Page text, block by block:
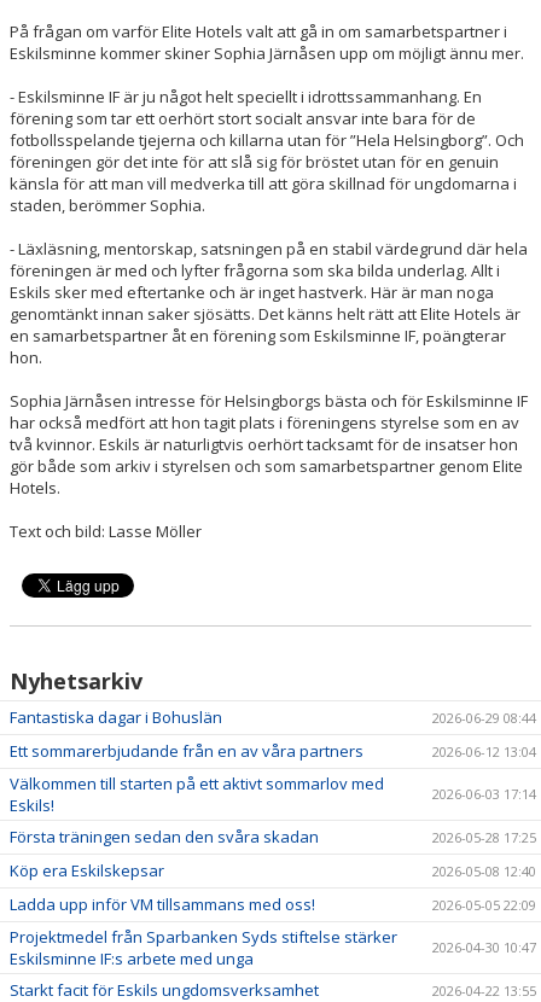
På frågan om varför Elite Hotels valt att gå in om samarbetspartner i
Eskilsminne kommer skiner Sophia Järnåsen upp om möjligt ännu mer.
- Eskilsminne IF är ju något helt speciellt i idrottssammanhang. En
förening som tar ett oerhört stort socialt ansvar inte bara för de
fotbollsspelande tjejerna och killarna utan för ”Hela Helsingborg”. Och
föreningen gör det inte för att slå sig för bröstet utan för en genuin
känsla för att man vill medverka till att göra skillnad för ungdomarna i
staden, berömmer Sophia.
- Läxläsning, mentorskap, satsningen på en stabil värdegrund där hela
föreningen är med och lyfter frågorna som ska bilda underlag. Allt i
Eskils sker med eftertanke och är inget hastverk. Här är man noga
genomtänkt innan saker sjösätts. Det känns helt rätt att Elite Hotels är
en samarbetspartner åt en förening som Eskilsminne IF, poängterar
hon.
Sophia Järnåsen intresse för Helsingborgs bästa och för Eskilsminne IF
har också medfört att hon tagit plats i föreningens styrelse som en av
två kvinnor. Eskils är naturligtvis oerhört tacksamt för de insatser hon
gör både som arkiv i styrelsen och som samarbetspartner genom Elite
Hotels.
Text och bild: Lasse Möller
Nyhetsarkiv
Fantastiska dagar i Bohuslän 2026-06-29 08:44
Ett sommarerbjudande från en av våra partners 2026-06-12 13:04
Välkommen till starten på ett aktivt sommarlov med
Eskils!
2026-06-03 17:14
Första träningen sedan den svåra skadan 2026-05-28 17:25
Köp era Eskilskepsar 2026-05-08 12:40
Ladda upp inför VM tillsammans med oss! 2026-05-05 22:09
Projektmedel från Sparbanken Syds stiftelse stärker
Eskilsminne IF:s arbete med unga
2026-04-30 10:47
Starkt facit för Eskils ungdomsverksamhet 2026-04-22 13:55